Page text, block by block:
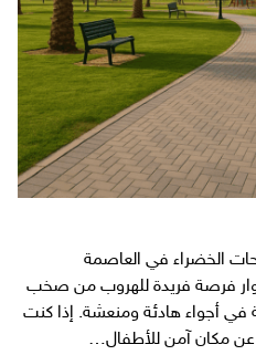
الخضراء في العاصمة
فرصة فريدة للهروب من صخب
في أجواء هادئة ومنعشة. إذا كنت
عن مكان آمن للأطفال…